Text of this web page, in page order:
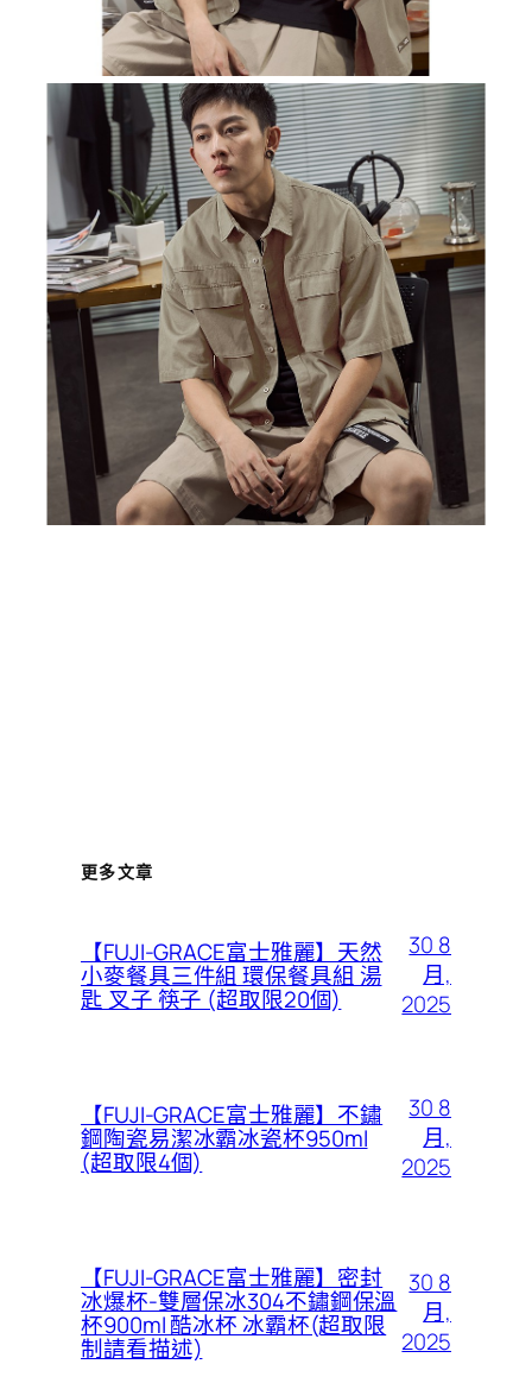
更多文章
【FUJI-GRACE富士雅麗】天然
小麥餐具三件組 環保餐具組 湯
匙 叉子 筷子 (超取限20個)
30 8
月,
2025
【FUJI-GRACE富士雅麗】不鏽
鋼陶瓷易潔冰霸冰瓷杯950ml
(超取限4個)
30 8
月,
2025
【FUJI-GRACE富士雅麗】密封
冰爆杯-雙層保冰304不鏽鋼保溫
杯900ml 酷冰杯 冰霸杯(超取限
制請看描述)
30 8
月,
2025